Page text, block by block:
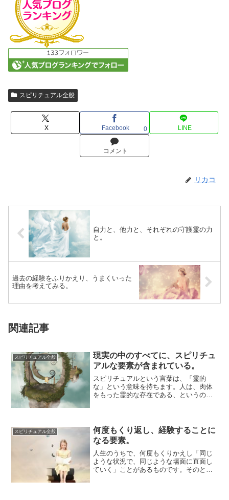
スピリチュアル全般
X Facebook 0 LINE
コメント
リカコ
自力と、他力と、それぞれの守護霊の力
と。
過去の経験をふりかえり、うまくいった
理由を考えてみる。
関連記事
スピリチュアル全般
現実の中のすべてに、スピリチュ
アルな要素が含まれている。
スピリチュアルという言葉は、「霊的
な」という意味を持ちます。人は、肉体
をもった霊的な存在である、というのが
スピリチュアル全般
何度もくり返し、経験することに
なる要素。
人生のうちで、何度もくりかえし「同じ
ような状況で、同じような場面に直面し
ていく」ことがあるものです。そのとき